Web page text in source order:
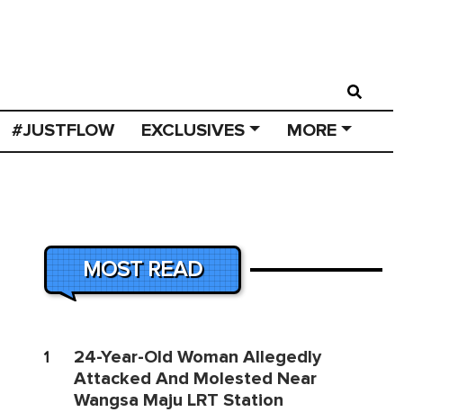
#JUSTFLOW EXCLUSIVES MORE
MOST READ
1
24-Year-Old Woman Allegedly
Attacked And Molested Near
Wangsa Maju LRT Station